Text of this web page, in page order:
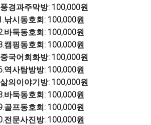
경과주막방: 100,000원
낚시동호회: 100,000원
바둑동호회: 100,000원
캠핑동호회: 100,000원
국어회화방: 100,000원
역사탐방방: 100,000원
의이야기방: 100,000원
바둑동호회: 100,000원
골프동호회: 100,000원
전문사진방: 100,000원